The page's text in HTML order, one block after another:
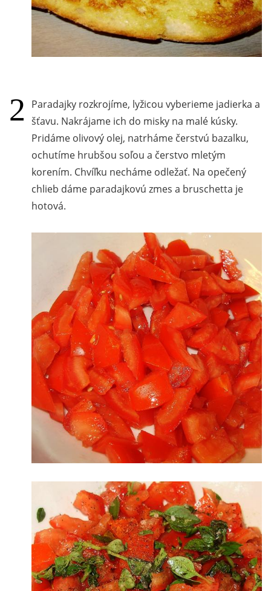
Paradajky rozkrojíme, lyžicou vyberieme jadierka a
šťavu. Nakrájame ich do misky na malé kúsky.
Pridáme olivový olej, natrháme čerstvú bazalku,
ochutíme hrubšou soľou a čerstvo mletým
korením. Chvíľku necháme odležať. Na opečený
chlieb dáme paradajkovú zmes a bruschetta je
hotová.